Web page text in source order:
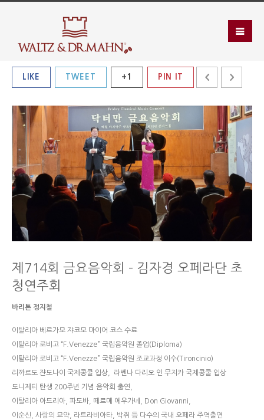
LIKE TWEET +1 PIN IT
제714회 금요음악회 – 김자경 오페라단 초
청연주회
바리톤 정지철
이탈리아 베르가모 쟈코모 마이어 코스 수료
이탈리아 로비고 “F.Venezze” 국립음악원 졸업(Diploma)
이탈리아 로비고 “F.Venezze” 국립음악원 조교과정 이수(Tironcinio)
리까르도 쟌도나이 국제콩쿨 입상, 라벤나 다리오 인 무지카 국제콩쿨 입상
도니제티 탄생 200주년 기념 음악회 출연,
이탈리아 아드리아, 파도바, 떼르메 에우가네, Don Giovanni,
이순신, 사랑의 묘약, 라트라비아타, 박쥐 등 다수의 국내 오페라 주역출연